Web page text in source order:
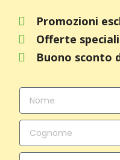
Promozioni
Offerte speciali
Buono sconto